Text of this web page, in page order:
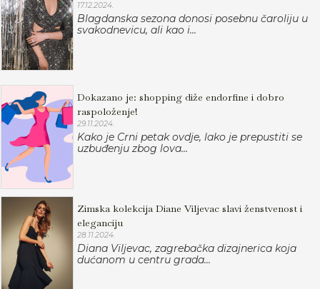
17.12.2024.
Blagdanska sezona donosi posebnu čaroliju u
svakodnevicu, ali kao i...
Dokazano je: shopping diže endorfine i dobro
raspoloženje!
29.11.2024.
Kako je Crni petak ovdje, lako je prepustiti se
uzbuđenju zbog lova...
Zimska kolekcija Diane Viljevac slavi ženstvenost i
eleganciju
28.11.2024.
Diana Viljevac, zagrebačka dizajnerica koja
dućanom u centru grada...